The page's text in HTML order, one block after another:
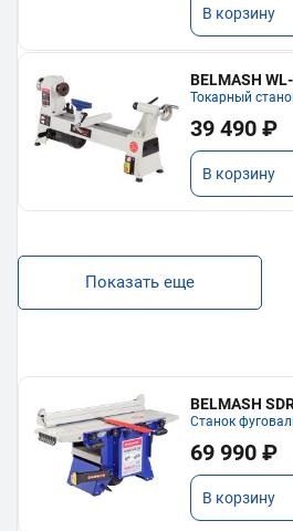
В корзину
BELMASH
Токарный
39 490 ₽
В корзину
Показать еще
BELMASH
Станок
69 990 ₽
В корзину